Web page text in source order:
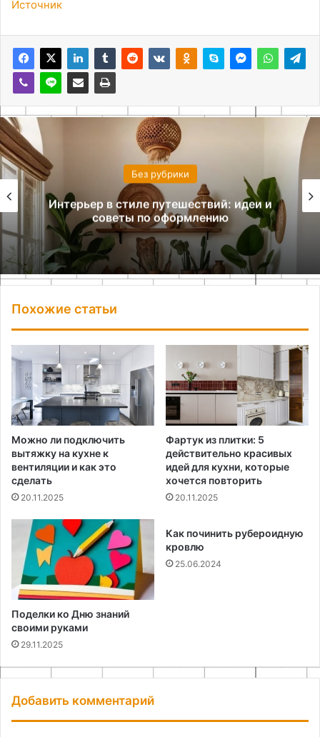
Источник
Без рубрики
Интерьер в стиле путешествий: идеи и
советы по оформлению
Похожие статьи
Можно ли подключить
вытяжку на кухне к
вентиляции и как это
сделать
20.11.2025
Фартук из плитки: 5
действительно красивых
идей для кухни, которые
хочется повторить
20.11.2025
Поделки ко Дню знаний
своими руками
29.11.2025
Как починить рубероидную
кровлю
25.06.2024
Добавить комментарий